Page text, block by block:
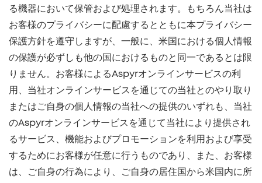
る機器において保管および処理されます。もちろん当社は
お客様のプライバシーに配慮するとともに本プライバシー
保護方針を遵守しますが、一般に、米国における個人情報
の保護が必ずしも他の国におけるものと同一であるとは限
りません。お客様によるAspyrオンラインサービスの利
用、当社オンラインサービスを通じての当社とのやり取り
またはご自身の個人情報の当社への提供のいずれも、当社
のAspyrオンラインサービスを通じて当社により提供され
るサービス、機能およびプロモーションを利用および享受
するためにお客様が任意に行うものであり、また、お客様
は、ご自身の行為により、ご自身の居住国から米国内に所